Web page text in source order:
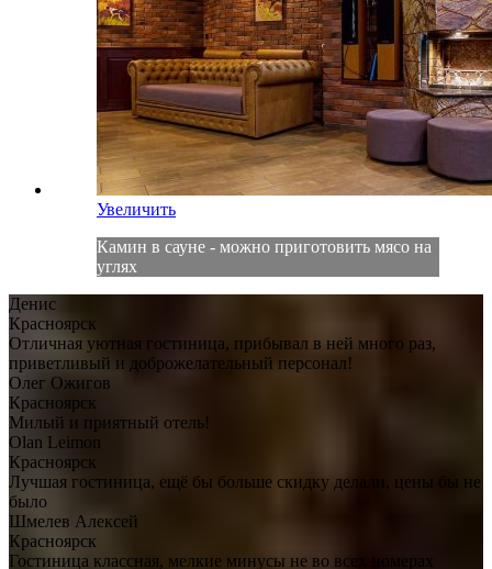
Увеличить
Камин в сауне - можно приготовить мясо на
углях
Денис
Красноярск
Отличная уютная гостиница, прибывал в ней много раз,
приветливый и доброжелательный персонал!
Олег Ожигов
Красноярск
Милый и приятный отель!
Olan Leimon
Красноярск
Лучшая гостиница, ещё бы больше скидку делали, цены бы не
было
Шмелев Алексей
Красноярск
Гостиница классная, мелкие минусы не во всех номерах